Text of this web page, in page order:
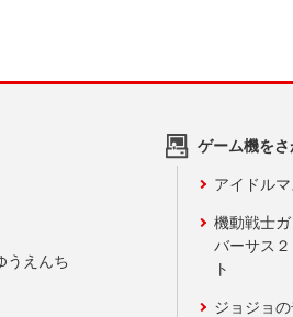
うえんち
ゲーム機をさ
アイドル
機動戦士
バーサス
ト
ジョジョ